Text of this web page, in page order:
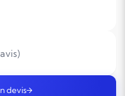
devis